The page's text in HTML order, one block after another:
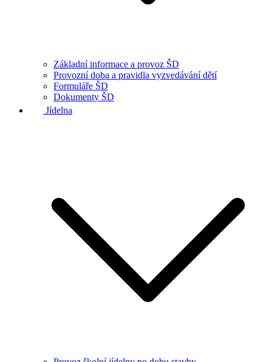
Základní informace a provoz ŠD
Provozní doba a pravidla vyzvedávání dětí
Formuláře ŠD
Dokumenty ŠD
Jídelna